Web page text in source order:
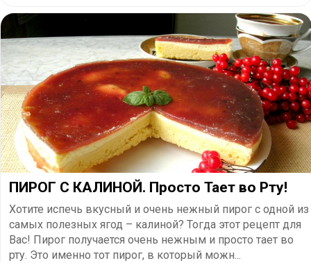
ПИРОГ С КАЛИНОЙ. Просто Тает во Рту!
Хотите испечь вкусный и очень нежный пирог с одной из
самых полезных ягод – калиной? Тогда этот рецепт для
Вас! Пирог получается очень нежным и просто тает во
рту. Это именно тот пирог, в который можн...